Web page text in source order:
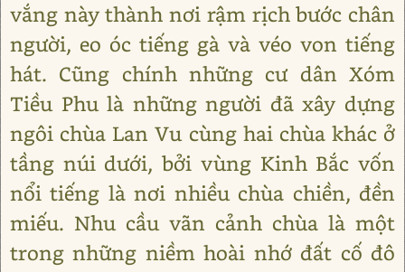
vắng này thành nơi rậm rịch bước chân
người, eo óc tiếng gà và véo von tiếng
hát. Cũng chính những cư dân Xóm
Tiều Phu là những người đã xây dựng
ngôi chùa Lan Vu cùng hai chùa khác ở
tầng núi dưới, bởi vùng Kinh Bắc vốn
nổi tiếng là nơi nhiều chùa chiền, đền
miếu. Nhu cầu vãn cảnh chùa là một
trong những niềm hoài nhớ đất cố đô